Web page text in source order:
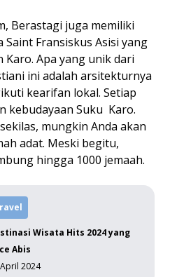
Berastagi juga memiliki
Fransiskus Asisi yang
Karo. Apa yang unik dari
ini adalah arsitekturnya
kearifan lokal. Setiap
kebudayaan Suku Karo.
mungkin Anda akan
adat. Meski begitu,
hingga 1000 jemaah.
Wisata Hits 2024 yang
Abis
2024